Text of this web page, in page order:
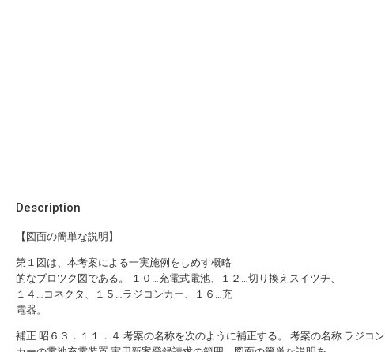
Description
【図面の簡単な説明】
第１図は、本考案による一実施例をしめす概略
的なブロツク図である。 １０…充電式電池、１２…切り換えスイツチ、
１４…コネクタ、１５…ラジコンカー、１６…充
電器。
補正 昭６３．１１．４ 考案の名称を次のように補正する。 考案の名称 ラジコン